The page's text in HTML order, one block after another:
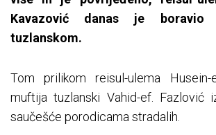
Kavazović danas je
tuzlanskom.
Tom prilikom reisul-ulema
muftija tuzlanski Vahid-ef. Fazlović
saučešće porodicama stradalih.